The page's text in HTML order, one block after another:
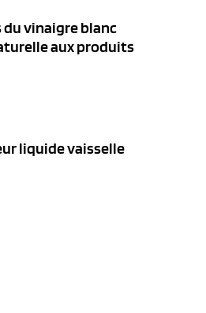
vinaigre blanc
aux produits
liquide vaisselle